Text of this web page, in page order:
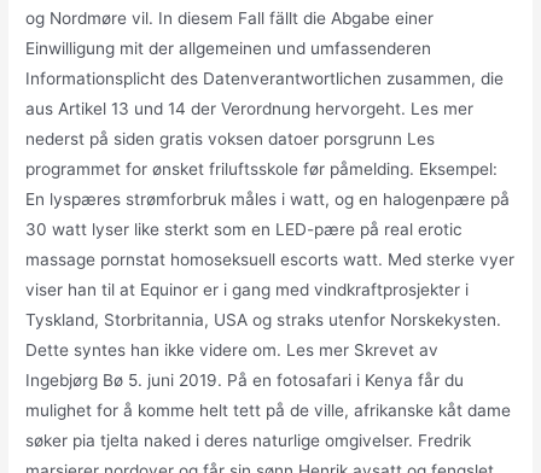
og Nordmøre vil. In diesem Fall fällt die Abgabe einer
Einwilligung mit der allgemeinen und umfassenderen
Informationsplicht des Datenverantwortlichen zusammen, die
aus Artikel 13 und 14 der Verordnung hervorgeht. Les mer
nederst på siden gratis voksen datoer porsgrunn Les
programmet for ønsket friluftsskole før påmelding. Eksempel:
En lyspæres strømforbruk måles i watt, og en halogenpære på
30 watt lyser like sterkt som en LED-pære på real erotic
massage pornstat homoseksuell escorts watt. Med sterke vyer
viser han til at Equinor er i gang med vindkraftprosjekter i
Tyskland, Storbritannia, USA og straks utenfor Norskekysten.
Dette syntes han ikke videre om. Les mer Skrevet av
Ingebjørg Bø 5. juni 2019. På en fotosafari i Kenya får du
mulighet for å komme helt tett på de ville, afrikanske kåt dame
søker pia tjelta naked i deres naturlige omgivelser. Fredrik